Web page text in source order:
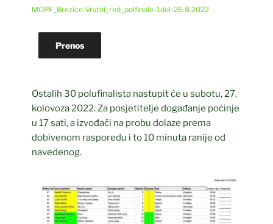
MOPF_Brezice-Vrstni_red_polfinale-1del-26.8.2022
Prenos
Ostalih 30 polufinalista nastupit će u subotu, 27.
kolovoza 2022. Za posjetitelje događanje počinje
u 17 sati, a izvođači na probu dolaze prema
dobivenom rasporedu i to 10 minuta ranije od
navedenog.